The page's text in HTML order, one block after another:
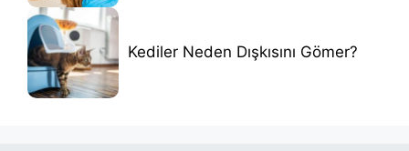
Kediler Neden Dışkısını Gömer?